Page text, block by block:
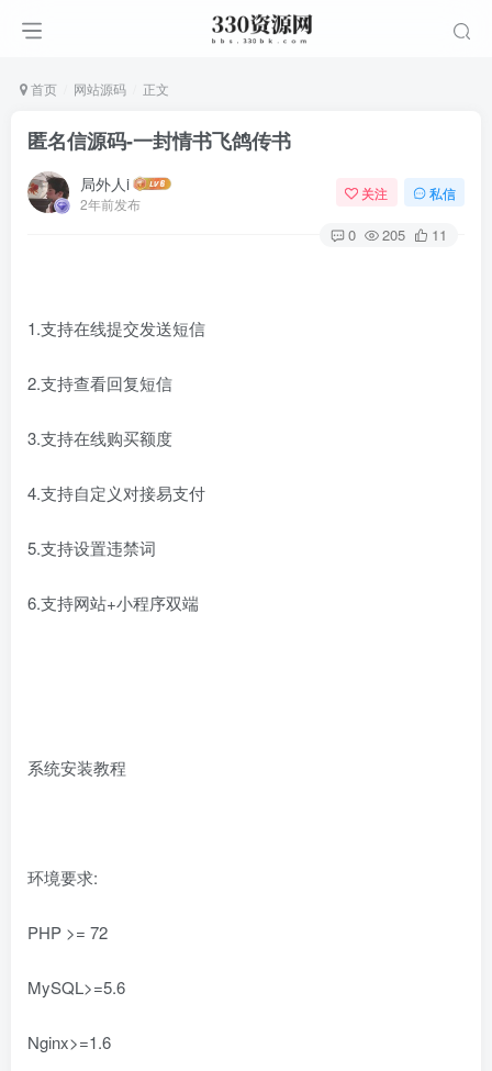
首页 网站源码 正文
匿名信源码-一封情书飞鸽传书
局外人i
2年前发布
关注 私信
0 205 11
1.支持在线提交发送短信
2.支持查看回复短信
3.支持在线购买额度
4.支持自定义对接易支付
5.支持设置违禁词
6.支持网站+小程序双端
系统安装教程
环境要求:
PHP >= 72
MySQL>=5.6
Nginx>=1.6